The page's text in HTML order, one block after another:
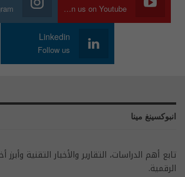
Join us on Youtube
Linkedin
Follow us
انبوكسينغ مينا
تابع أهم الدراسات، التقارير والأخبار التقنية وأبرز
الرقمية.